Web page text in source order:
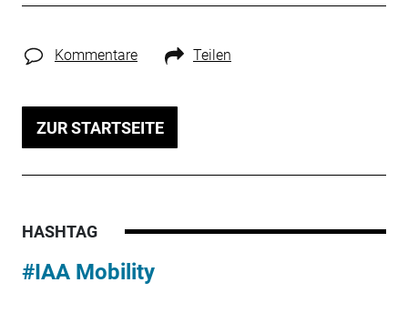
Kommentare Teilen
ZUR STARTSEITE
HASHTAG
#IAA Mobility